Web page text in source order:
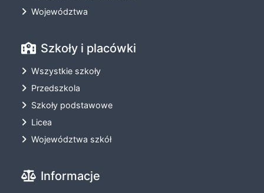
Województwa
Szkoły i placówki
Wszystkie szkoły
Przedszkola
Szkoły podstawowe
Licea
Województwa szkół
Informacje